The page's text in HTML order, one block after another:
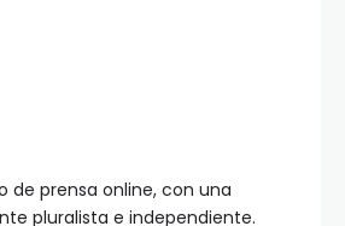
de prensa online, con una
pluralista e independiente.